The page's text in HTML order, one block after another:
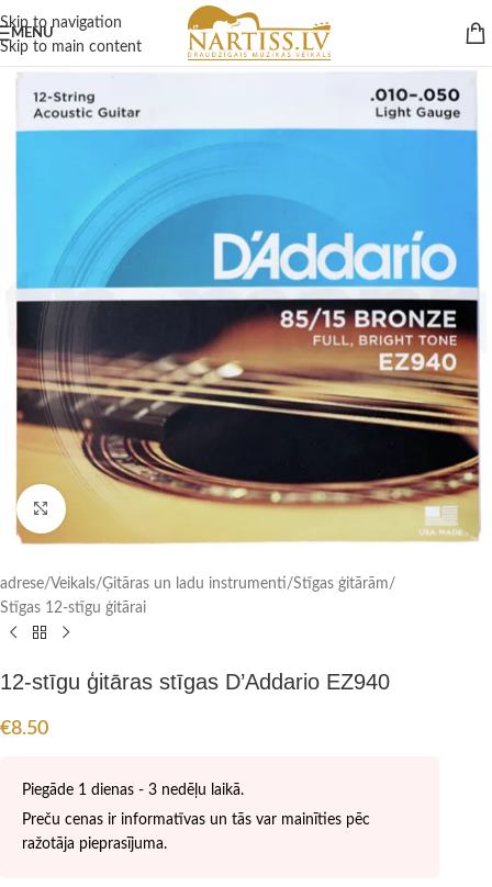
Skip to navigation
Skip to main content
MENU
Click to enlarge
adrese/Veikals/Ģitāras un ladu instrumenti/Stīgas ģitārām/
Stīgas 12-stīgu ģitārai
12-stīgu ģitāras stīgas D’Addario EZ940
€8.50
Piegāde 1 dienas - 3 nedēļu laikā.
Preču cenas ir informatīvas un tās var mainīties pēc
ražotāja pieprasījuma.